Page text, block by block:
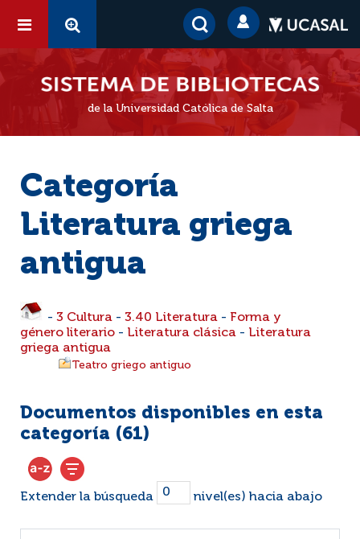
de la Universidad Católica de Salta
Categoría
Literatura griega
antigua
- 3 Cultura - 3.40 Literatura - Forma y
género literario - Literatura clásica - Literatura
griega antigua
Teatro griego antiguo
Documentos disponibles en esta
categoría (61)
Extender la búsqueda nivel(es) hacia abajo